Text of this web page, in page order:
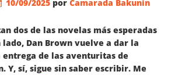
10/09/2025 por Camarada Bakunin
dos de las novelas más esperadas
lado, Dan Brown vuelve a dar la
entrega de las aventuritas de
Y, sí, sigue sin saber escribir. Me